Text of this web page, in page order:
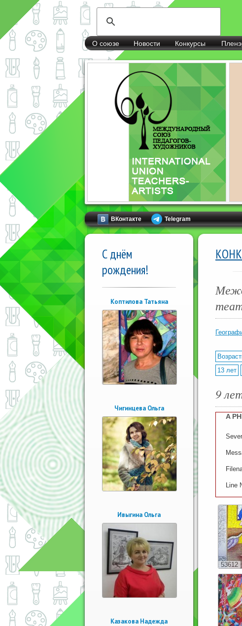
О союзе Новости Конкурсы
ВКонтакте Telegram
С днём
рождения!
Коптилова Татьяна
Чигинцева Ольга
Ивыгина Ольга
Казакова Надежда
13 лет
9
A
Line
53612